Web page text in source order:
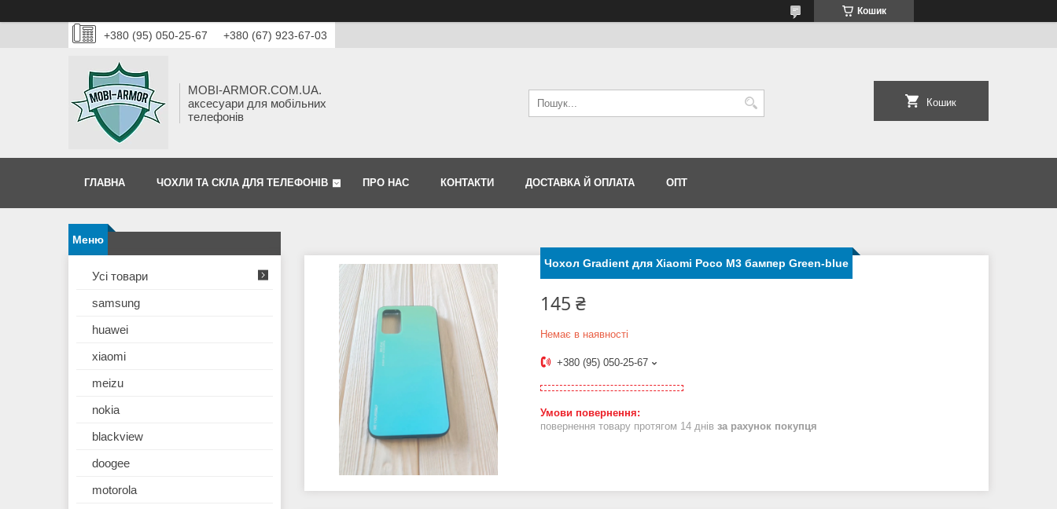
Кошик
+380 (95) 050-25-67 +380 (67) 923-67-03
MOBI-ARMOR.COM.UA.
аксесуари для мобільних
телефонів
Кошик
ГЛАВНА ЧОХЛИ ТА СКЛА ДЛЯ ТЕЛЕФОНІВ ПРО НАС КОНТАКТИ ДОСТАВКА Й ОПЛАТА ОПТ
Чохол Gradient для Xiaomi Poco M3 бампер Green-blue
145 ₴
Немає в наявності
+380 (95) 050-25-67
повернення товару протягом 14 днів за рахунок покупця
Усі товари
samsung
huawei
xiaomi
meizu
nokia
blackview
doogee
motorola